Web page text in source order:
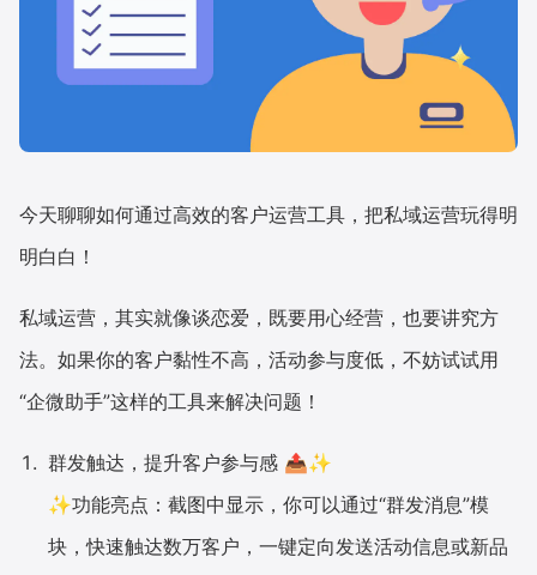
有赞云
今天聊聊如何通过高效的客户运营工具，把私域运营玩得明
明白白！
私域运营，其实就像谈恋爱，既要用心经营，也要讲究方
法。如果你的客户黏性不高，活动参与度低，不妨试试用
“企微助手”这样的工具来解决问题！
群发触达，提升客户参与感 📤✨
✨功能亮点：截图中显示，你可以通过“群发消息”模
块，快速触达数万客户，一键定向发送活动信息或新品